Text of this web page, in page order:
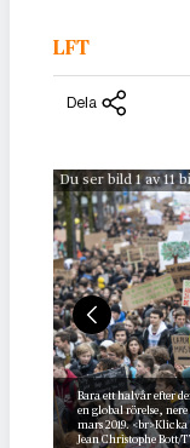
LFT
Dela
Bara ett halvår efter
en global rörelse,
mars 2019.
Jean Christophe Bott/
Du ser bild 1 av 11